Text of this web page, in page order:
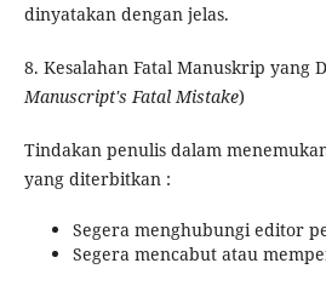
dinyatakan dengan jelas.
8. Kesalahan Fatal Manuskrip yang
Manuscript's Fatal Mistake)
Tindakan penulis dalam
yang diterbitkan :
Segera menghubungi editor
Segera mencabut atau